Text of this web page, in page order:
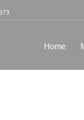
Home